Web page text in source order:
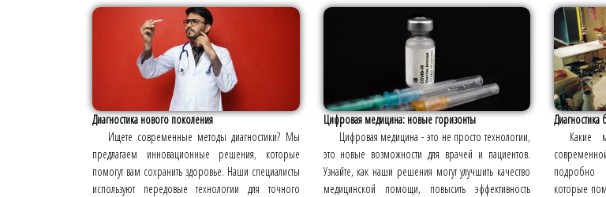
Диагностика нового поколения
Ищете современные методы диагностики? Мы
предлагаем инновационные решения, которые
помогут вам сохранить здоровье. Наши специалисты
используют передовые технологии для точного
Цифровая медицина: новые горизонты
Цифровая медицина - это не просто технологии,
это новые возможности для врачей и пациентов.
Узнайте, как наши решения могут улучшить качество
медицинской помощи, повысить эффективность
Какие
подробно
которые